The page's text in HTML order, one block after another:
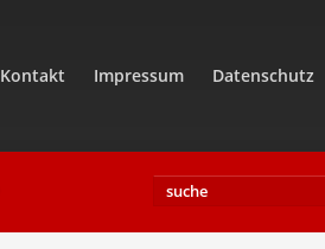
Kontakt Impressum Datenschutz